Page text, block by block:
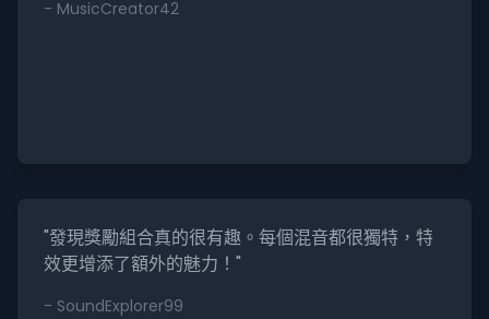
- MusicCreator42
"發現獎勵組合真的很有趣。每個混音都很獨特，特
效更增添了額外的魅力！"
- SoundExplorer99